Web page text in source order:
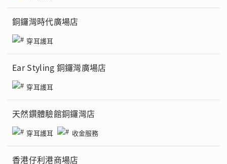
銅鑼灣時代廣場店
穿耳護耳
Ear Styling 銅鑼灣廣場店
穿耳護耳
天然鑽體驗館銅鑼灣店
穿耳護耳 收金服務
香港仔利港商場店